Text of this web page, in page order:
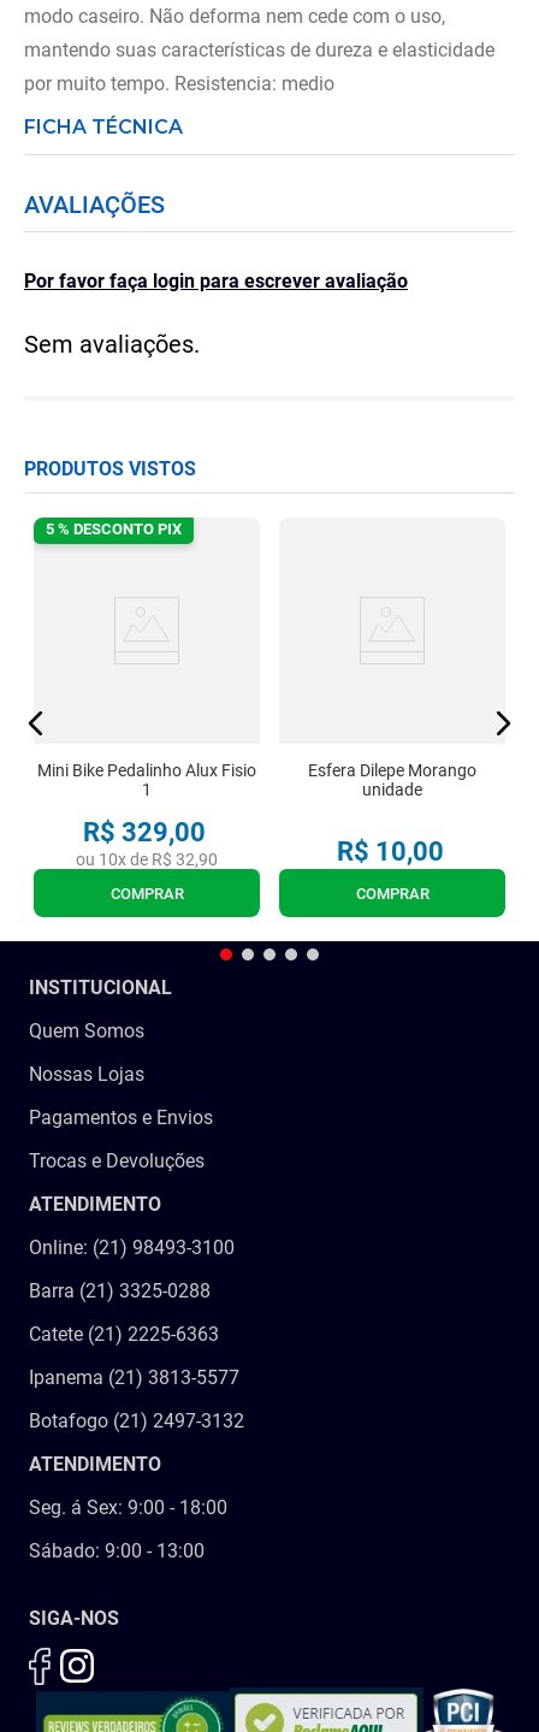
modo caseiro. Não deforma nem cede com o uso,
mantendo suas características de dureza e elasticidade
por muito tempo. Resistencia: medio
FICHA TÉCNICA
AVALIAÇÕES
Por favor faça login para escrever avaliação
Sem avaliações.
PRODUTOS VISTOS
5 % DESCONTO PIX
Mini Bike Pedalinho Alux Fisio
1
R$ 329,00
ou 10x de R$ 32,90
COMPRAR
Esfera Dilepe Morango
unidade
R$ 10,00
COMPRAR
INSTITUCIONAL
Quem Somos
Nossas Lojas
Pagamentos e Envios
Trocas e Devoluções
ATENDIMENTO
Online: (21) 98493-3100
Barra (21) 3325-0288
Catete (21) 2225-6363
Ipanema (21) 3813-5577
Botafogo (21) 2497-3132
ATENDIMENTO
Seg. á Sex: 9:00 - 18:00
Sábado: 9:00 - 13:00
SIGA-NOS